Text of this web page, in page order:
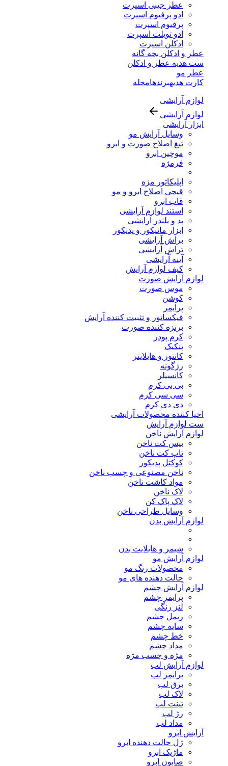
عطر جیبی اسپرت
ادو پرفیوم اسپرت
پرفیوم اسپرت
ادو تویلت اسپرت
ادکلن اسپرت
عطر و ادکلن بچه گانه
ست هدیه عطر و ادکلن
عطر مو
کارت هدیهبرندهامجله
لوازم آرایشی
لوازم آرایشی
ابزار آرایشی
وسایل آرایش مو
تیغ اصلاح صورت و ابرو
موچین ابرو
فرمژه
اپلیکاتور مژه
قیچی اصلاح ابرو و مو
قاب ابرو
استند لوازم آرایشی
پد و بلندر آرایشی
ابزار مانیکور و پدیکور
براش آرایشی
تراش آرایشی
آینه آرایشی
کیف لوازم آرایش
لوازم آرایش صورت
موس صورت
کوشن
پرایمر
فیکساتور و تثبیت کننده آرایش
برنزه کننده صورت
کرم پودر
پنکیک
کانتور و هایلایتر
رژگونه
کانسیلر
بی بی کرم
سی سی کرم
دی دی کرم
احیا کننده محصولات آرایشی
ست لوازم آرایش
لوازم آرایش ناخن
بیس کت ناخن
تاپ کت ناخن
کوکتل پدیکور
ناخن مصنوعی و چسب ناخن
مواد کاشت ناخن
لاک ناخن
لاک پاک کن
وسایل طراحی ناخن
لوازم آرایش بدن
شیمر و هایلایت بدن
لوازم آرایش مو
محصولات رنگ مو
حالت دهنده های مو
لوازم آرایش چشم
پرایمر چشم
لنز رنگی
ریمل چشم
سایه چشم
خط چشم
مداد چشم
مژه و چسب مژه
لوازم آرایش لب
پرایمر لب
برق لب
لاک لب
تینت لب
رژ لب
مداد لب
آرایش ابرو
ژل حالت دهنده ابرو
ماژیک ابرو
صابون ابرو